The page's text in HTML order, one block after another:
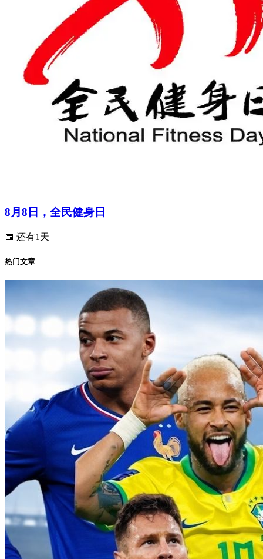
8月8日，全民健身日
📅 还有1天
热门文章